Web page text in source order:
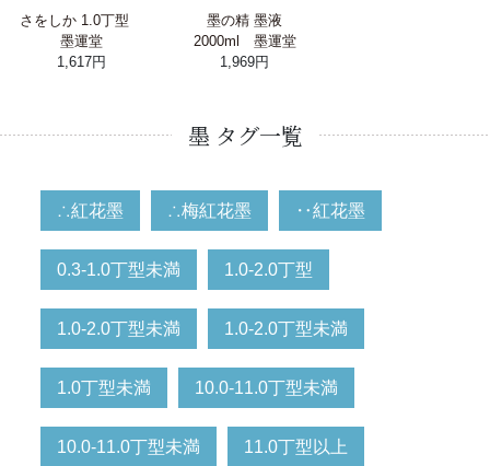
さをしか 1.0丁型
墨運堂
1,617円
墨の精 墨液
2000ml 墨運堂
1,969円
墨 タグ一覧
∴紅花墨 ∴梅紅花墨 ‥紅花墨
0.3-1.0丁型未満 1.0-2.0丁型
1.0-2.0丁型未満 1.0-2.0丁型未満
1.0丁型未満 10.0-11.0丁型未満
10.0-11.0丁型未満 11.0丁型以上